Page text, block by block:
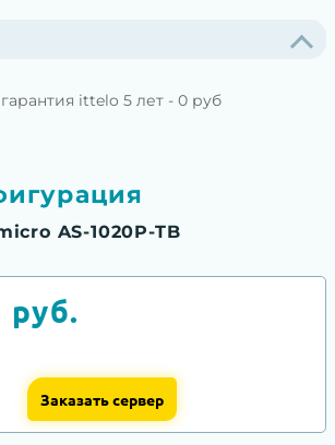
ittelo 5 лет - 0 руб
AS-1020P-TB
руб.
Заказать сервер